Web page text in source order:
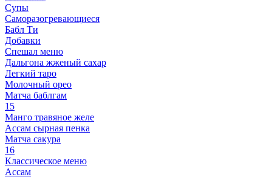
Супы
Саморазогревающиеся
Бабл Ти
Добавки
Спешал меню
Дальгона жженый сахар
Легкий таро
Молочный орео
Матча баблгам
15
Манго травяное желе
Ассам сырная пенка
Матча сакура
16
Классическое меню
Ассам